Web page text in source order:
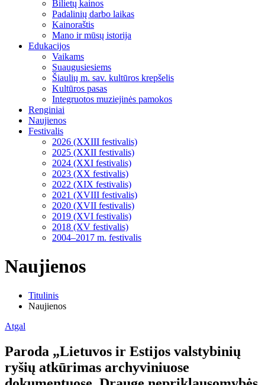
Bilietų kainos
Padalinių darbo laikas
Kainoraštis
Mano ir mūsų istorija
Edukacijos
Vaikams
Suaugusiesiems
Šiaulių m. sav. kultūros krepšelis
Kultūros pasas
Integruotos muziejinės pamokos
Renginiai
Naujienos
Festivalis
2026 (XXIII festivalis)
2025 (XXII festivalis)
2024 (XXI festivalis)
2023 (XX festivalis)
2022 (XIX festivalis)
2021 (XVIII festivalis)
2020 (XVII festivalis)
2019 (XVI festivalis)
2018 (XV festivalis)
2004–2017 m. festivalis
Naujienos
Titulinis
Naujienos
Atgal
Paroda „Lietuvos ir Estijos valstybinių
ryšių atkūrimas archyviniuose